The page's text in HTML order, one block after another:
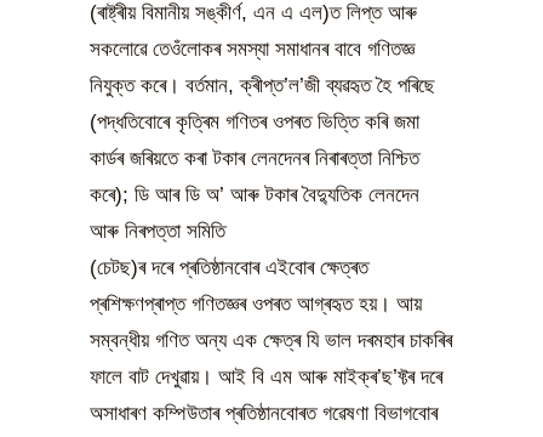
(ৰাষ্ট্ৰীয় বিমানীয় সঙ্কীৰ্ণ, এন এ এল)ত লিপ্ত আৰু
সকলোৱে তেওঁলোকৰ সমস্যা সমাধানৰ বাবে গণিতজ্ঞ
নিযুক্ত কৰে। বৰ্তমান, ক্ৰীপ্ত’ল’জী ব্যৱহৃত হৈ পৰিছে
(পদ্ধতিবোৰে কৃত্ৰিম গণিতৰ ওপৰত ভিত্তি কৰি জমা
কাৰ্ডৰ জৰিয়তে কৰা টকাৰ লেনদেনৰ নিৰাৰত্তা নিশ্চিত
কৰে); ডি আৰ ডি অ’ আৰু টকাৰ বৈদ্যুতিক লেনদেন
আৰু নিৰপত্তা সমিতি
(চেটছ)ৰ দৰে প্ৰতিষ্ঠানবোৰ এইবোৰ ক্ষেত্ৰত
প্ৰশিক্ষণপ্ৰাপ্ত গণিতজ্ঞৰ ওপৰত আগ্ৰহৃত হয়। আয়
সম্বন্ধীয় গণিত অন্য এক ক্ষেত্ৰ যি ভাল দৰমহাৰ চাকৰিৰ
ফালে বাট দেখুৱায়। আই বি এম আৰু মাইক্ৰ’ছ’ফ্টৰ দৰে
অসাধাৰণ কম্পিউতাৰ প্ৰতিষ্ঠানবোৰত গৱেষণা বিভাগবোৰ